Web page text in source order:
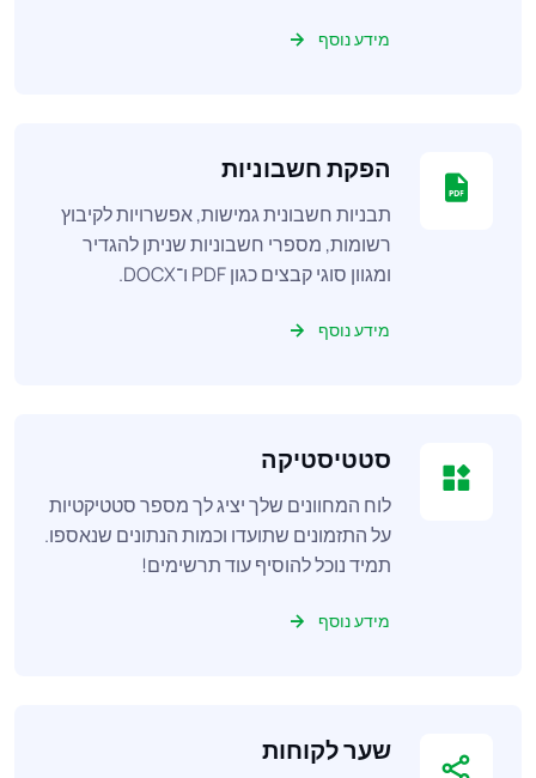
מידע נוסף
הפקת חשבוניות
תבניות חשבונית גמישות, אפשרויות לקיבוץ
רשומות, מספרי חשבוניות שניתן להגדיר
ומגוון סוגי קבצים כגון PDF ו־DOCX.
מידע נוסף
סטטיסטיקה
לוח המחוונים שלך יציג לך מספר סטטיקטיות
על התזמונים שתועדו וכמות הנתונים שנאספו.
תמיד נוכל להוסיף עוד תרשימים!
מידע נוסף
שער לקוחות